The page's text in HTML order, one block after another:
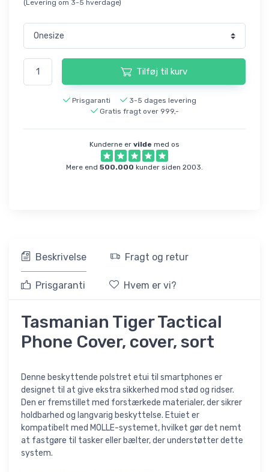
(Levering om 3-5 hverdage)
Tilføj til kurv
Prisgaranti
3-5 dages levering
Gratis fragt over 999,-
Kunderne er vilde med os
Mere end 500.000 kunder siden 2003.
Beskrivelse Fragt og retur
Prisgaranti Hvem er vi?
Tasmanian Tiger Tactical
Phone Cover, cover, sort
Denne beskyttende polstret etui til smartphones er
designet til at give ekstra sikkerhed mod stød og ridser.
Den er fremstillet med forstærkede materialer, der sikrer
holdbarhed og langvarig beskyttelse. Etuiet er
kompatibelt med MOLLE-systemet, hvilket gør det nemt
at fastgøre til tasker eller bælter, der understøtter dette
system.